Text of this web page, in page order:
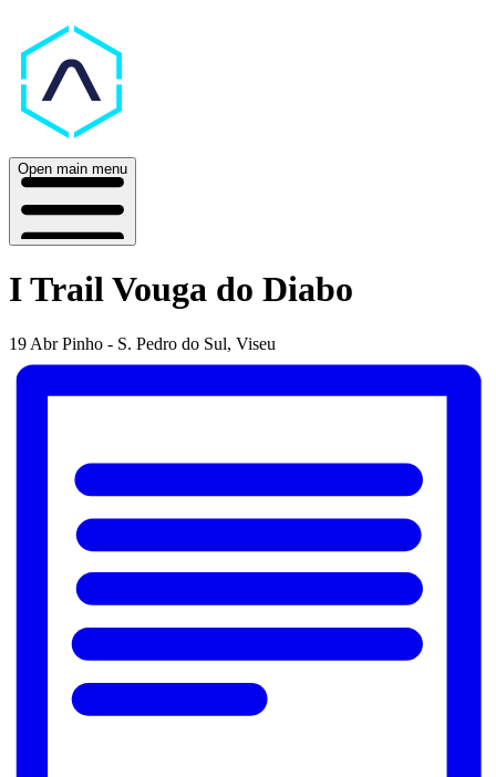
Open main menu
I Trail Vouga do Diabo
19 Abr Pinho - S. Pedro do Sul, Viseu